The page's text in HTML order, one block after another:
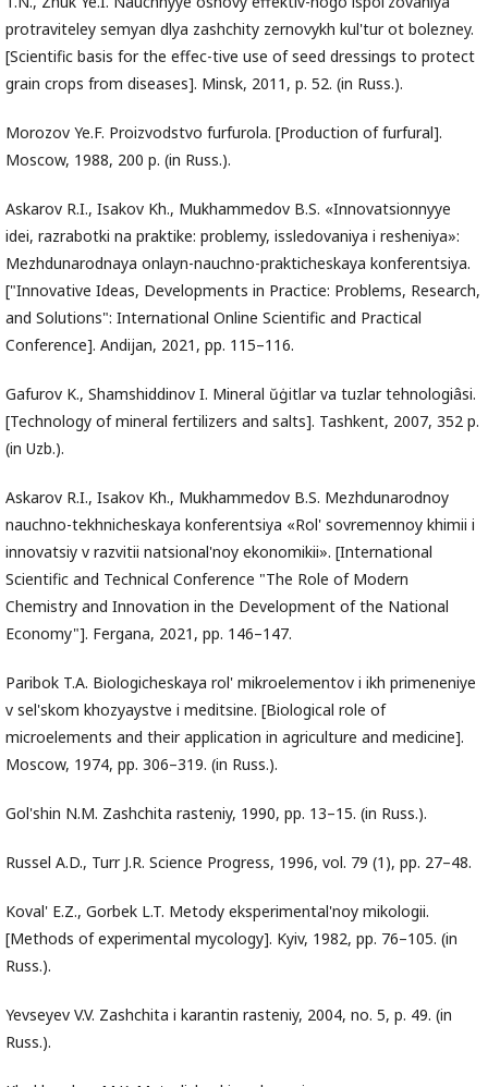
protraviteley semyan dlya zashchity zernovykh kul'tur ot bolezney.
[Scientific basis for the effec-tive use of seed dressings to protect
grain crops from diseases]. Minsk, 2011, p. 52. (in Russ.).
Morozov Ye.F. Proizvodstvo furfurola. [Production of furfural].
Moscow, 1988, 200 p. (in Russ.).
Askarov R.I., Isakov Kh., Mukhammedov B.S. «Innovatsionnyye
idei, razrabotki na praktike: problemy, issledovaniya i resheniya»:
Mezhdunarodnaya onlayn-nauchno-prakticheskaya konferentsiya.
["Innovative Ideas, Developments in Practice: Problems, Research,
and Solutions": International Online Scientific and Practical
Conference]. Andijan, 2021, pp. 115–116.
Gafurov K., Shamshiddinov I. Mineral ŭġitlar va tuzlar tehnologiâsi.
[Technology of mineral fertilizers and salts]. Tashkent, 2007, 352 p.
(in Uzb.).
Askarov R.I., Isakov Kh., Mukhammedov B.S. Mezhdunarodnoy
nauchno-tekhnicheskaya konferentsiya «Rol' sovremennoy khimii i
innovatsiy v razvitii natsional'noy ekonomikii». [International
Scientific and Technical Conference "The Role of Modern
Chemistry and Innovation in the Development of the National
Economy"]. Fergana, 2021, pp. 146–147.
Paribok T.A. Biologicheskaya rol' mikroelementov i ikh primeneniye
v sel'skom khozyaystve i meditsine. [Biological role of
microelements and their application in agriculture and medicine].
Moscow, 1974, pp. 306–319. (in Russ.).
Gol'shin N.M. Zashchita rasteniy, 1990, pp. 13–15. (in Russ.).
Russel A.D., Turr J.R. Science Progress, 1996, vol. 79 (1), pp. 27–48.
Koval' E.Z., Gorbek L.T. Metody eksperimental'noy mikologii.
[Methods of experimental mycology]. Kyiv, 1982, pp. 76–105. (in
Russ.).
Yevseyev V.V. Zashchita i karantin rasteniy, 2004, no. 5, p. 49. (in
Russ.).